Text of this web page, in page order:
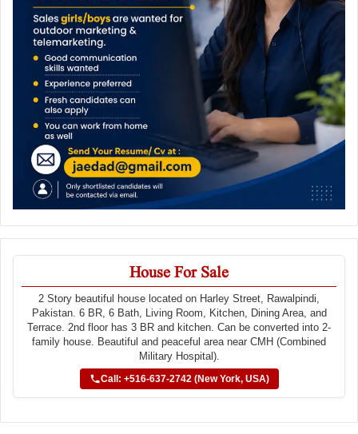
House For Sale
2 Story beautiful house located on Harley Street, Rawalpindi,
Pakistan. 6 BR, 6 Bath, Living Room, Kitchen, Dining Area, and
Terrace. 2nd floor has 3 BR and kitchen. Can be converted into 2-
family house. Beautiful and peaceful area near CMH (Combined
Military Hospital).
Call: +516-637-2742 (New York, USA)